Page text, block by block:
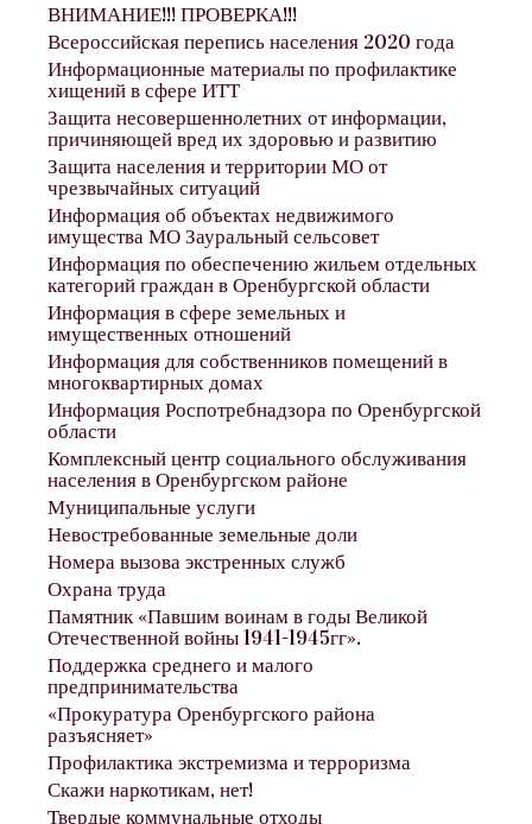
ВНИМАНИЕ!!! ПРОВЕРКА!!!
Всероссийская перепись населения 2020 года
Информационные материалы по профилактике
хищений в сфере ИТТ
Защита несовершеннолетних от информации,
причиняющей вред их здоровью и развитию
Защита населения и территории МО от
чрезвычайных ситуаций
Информация об объектах недвижимого
имущества МО Зауральный сельсовет
Информация по обеспечению жильем отдельных
категорий граждан в Оренбургской области
Информация в сфере земельных и
имущественных отношений
Информация для собственников помещений в
многоквартирных домах
Информация Роспотребнадзора по Оренбургской
области
Комплексный центр социального обслуживания
населения в Оренбургском районе
Муниципальные услуги
Невостребованные земельные доли
Номера вызова экстренных служб
Охрана труда
Памятник «Павшим воинам в годы Великой
Отечественной войны 1941-1945гг».
Поддержка среднего и малого
предпринимательства
«Прокуратура Оренбургского района
разъясняет»
Профилактика экстремизма и терроризма
Скажи наркотикам, нет!
Твердые коммунальные отходы